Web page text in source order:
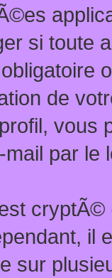
si toute
de
par le
il
sur